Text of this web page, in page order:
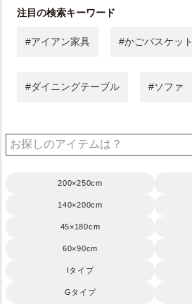
注目の検索キーワード
#アイアン家具 #かごバスケット
#ダイニングテーブル #ソファ
200×250cm
140×200cm
45×180cm
60×90cm
Iタイプ
Gタイプ